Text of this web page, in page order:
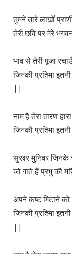
तुमनें तारे लाखोँ
तेरी छवि पर मेरे
भाव से तेरी पूजा
जिनकी प्रतिमा
||
नाम है तेरा तारण
जिनकी प्रतिमा
सुरवर मुनिवर जिनके
जो गाते हैं प्रभु की
अपने कष्ट मिटाने को
जिनकी प्रतिमा
||